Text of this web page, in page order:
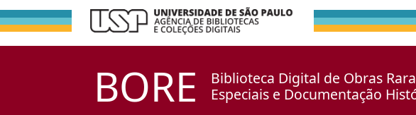
BORE
Biblioteca Digital de Obras
Especiais e Documentação